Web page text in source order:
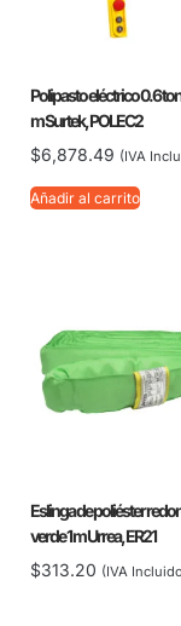
Polipasto eléctrico 0.6
m Surtek, POLEC2
$6,878.49 (IVA
Añadir al carrito
Eslinga de poliéster
verde 1 m Urrea, ER21
$313.20 (IVA